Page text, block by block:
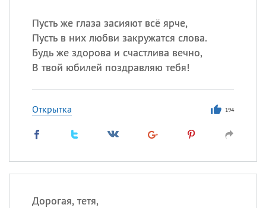
Пусть же глаза засияют всё ярче,
Пусть в них любви закружатся слова.
Будь же здорова и счастлива вечно,
В твой юбилей поздравляю тебя!
Открытка 194
Дорогая, тетя,